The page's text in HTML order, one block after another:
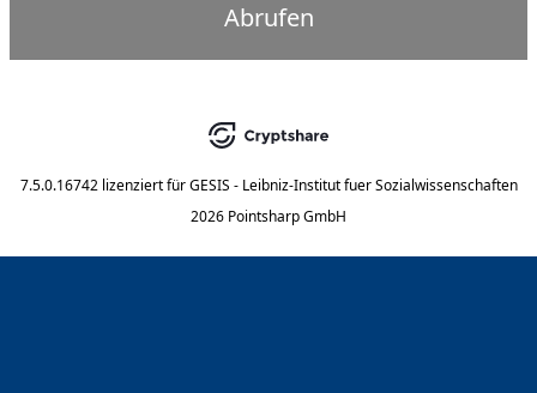
Abrufen
7.5.0.16742 lizenziert für GESIS - Leibniz-Institut fuer Sozialwissenschaften
2026 Pointsharp GmbH